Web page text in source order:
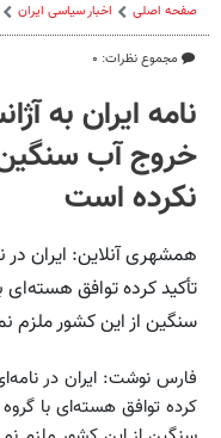
صفحه اصلی اخبار سیاسی ایران
مجموع نظرات: ۰
نامه ایران به
خروج آب سنگین
نکرده است
همشهری آنلاین: ایران در
سنگین از این کشور ملزم
فارس نوشت: ایران در